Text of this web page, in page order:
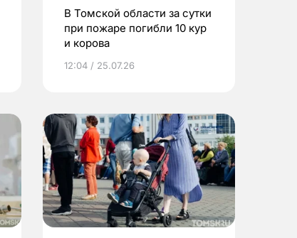
В Томской области за сутки
при пожаре погибли 10 кур
и корова
12:04 / 25.07.26